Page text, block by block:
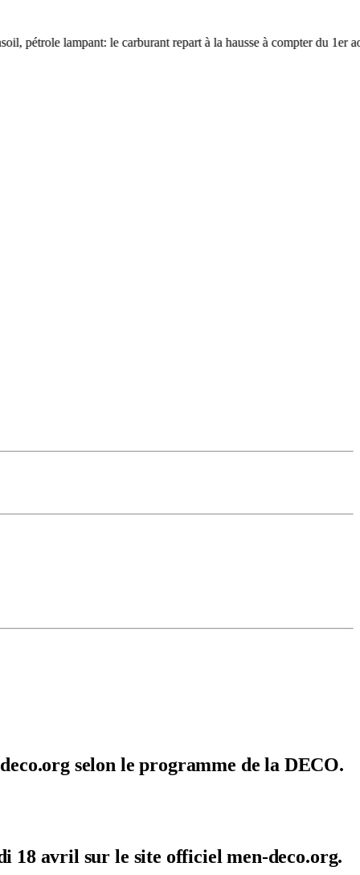
lampant: le carburant repart à la hausse à compter du 1er août●
selon le programme de la DECO.
18 avril sur le site officiel men-deco.org.